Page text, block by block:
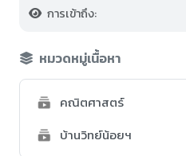
การเข้าถึง:
หมวดหมู่เนื้อหา
คณิตศาสตร์
บ้านวิทย์น้อยฯ